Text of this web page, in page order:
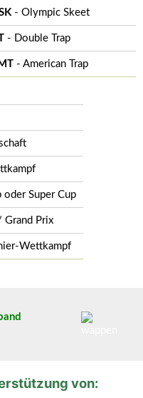
- Olympic Skeet
- Double Trap
- American Trap
oder Super Cup
Grand Prix
Wettkampf
von: